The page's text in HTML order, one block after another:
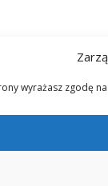
wyrażasz zgodę